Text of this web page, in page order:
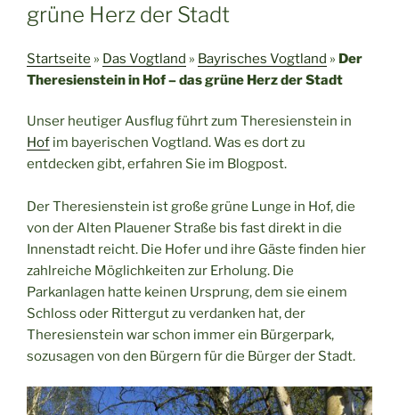
grüne Herz der Stadt
Startseite » Das Vogtland » Bayrisches Vogtland » Der
Theresienstein in Hof – das grüne Herz der Stadt
Unser heutiger Ausflug führt zum Theresienstein in
Hof im bayerischen Vogtland. Was es dort zu
entdecken gibt, erfahren Sie im Blogpost.
Der Theresienstein ist große grüne Lunge in Hof, die
von der Alten Plauener Straße bis fast direkt in die
Innenstadt reicht. Die Hofer und ihre Gäste finden hier
zahlreiche Möglichkeiten zur Erholung. Die
Parkanlagen hatte keinen Ursprung, dem sie einem
Schloss oder Rittergut zu verdanken hat, der
Theresienstein war schon immer ein Bürgerpark,
sozusagen von den Bürgern für die Bürger der Stadt.